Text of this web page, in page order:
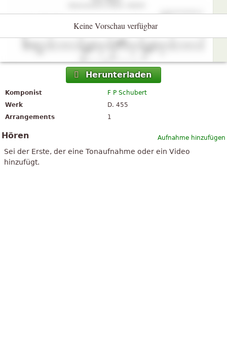
Keine Vorschau verfügbar
Herunterladen
Komponist
F P Schubert
Werk
D. 455
Arrangements
1
Aufnahme hinzufügen
Hören
Sei der Erste, der eine Tonaufnahme oder ein Video
hinzufügt.